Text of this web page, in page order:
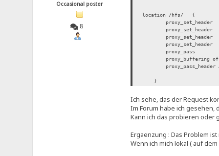
Occasional poster
8
location /hfs/ {
proxy_set_header
proxy_set_header X-
proxy_set_header
proxy_pass
proxy_buffering
proxy_pass_header
}
Ich sehe, das der Request
Im Forum habe ich gesehen,
Kann ich das probieren oder
Ergaenzung : Das Problem
Wenn ich mich lokal ( auf